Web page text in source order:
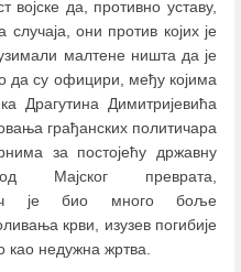
да, противно уставу,
они против којих је
малтене ништа да је
да су официри, међу којима
Драгутина Димитријевића
грађанских политичара
за постојећу државну
Мајског преврата,
пуч је био много боље
крви, изузев погибије
као недужна жртва.